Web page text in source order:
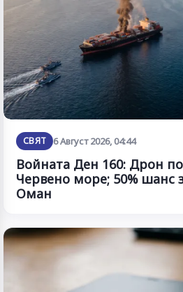
СВЯТ 6 Август 2026, 04:44
Войната Ден 160: Дрон
Червено море; 50% шанс
Оман